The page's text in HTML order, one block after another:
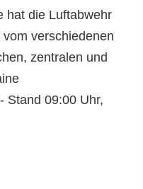
hat die Luftabwehr
verschiedenen
zentralen und
Stand 09:00 Uhr,